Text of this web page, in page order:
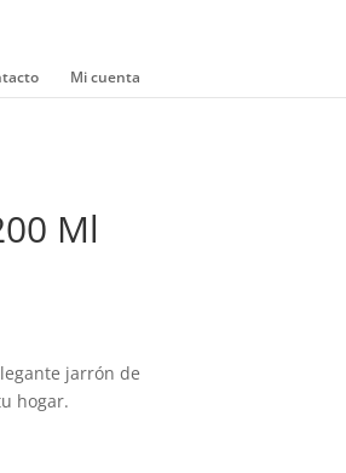
Mi cuenta
Ml
jarrón de
hogar.